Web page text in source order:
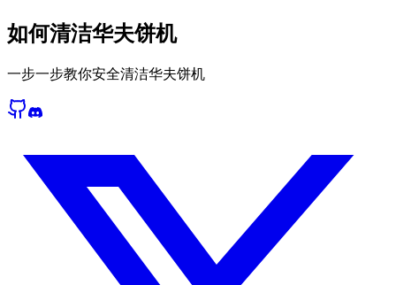
如何清洁华夫饼机
一步一步教你安全清洁华夫饼机